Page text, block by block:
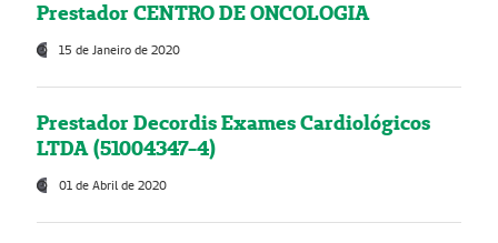
Prestador CENTRO DE ONCOLOGIA
15 de Janeiro de 2020
Prestador Decordis Exames Cardiológicos
LTDA (51004347-4)
01 de Abril de 2020